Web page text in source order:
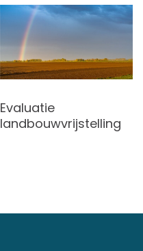
Evaluatie
landbouwvrijstelling